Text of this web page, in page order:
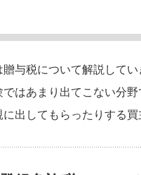
与税について解説して
はあまり出てこない分
出してもらったりする